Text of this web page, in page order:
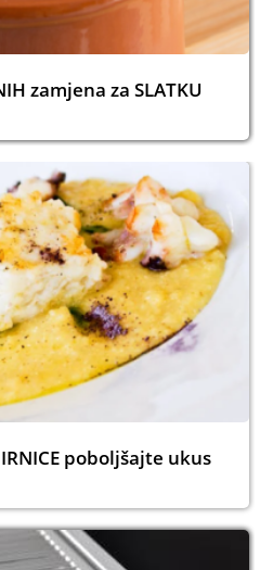
zamjena za SLATKU
poboljšajte ukus